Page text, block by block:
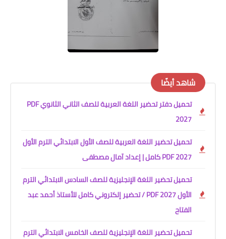
شاهد أيضًا
تحميل دفتر تحضير اللغة العربية للصف الثاني الثانوي PDF
2027
تحميل تحضير اللغة العربية للصف الأول الابتدائي الترم الأول
2027 PDF كامل | إعداد آمال مصطفى
تحميل تحضير اللغة الإنجليزية للصف السادس الابتدائي الترم
الأول 2027 PDF / تحضير إلكتروني كامل للأستاذ أحمد عبد
الفتاح
تحميل تحضير اللغة الإنجليزية للصف الخامس الابتدائي الترم